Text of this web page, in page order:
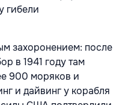
гибели
захоронением: после
в 1941 году там
900 моряков и
и дайвинг у корабля